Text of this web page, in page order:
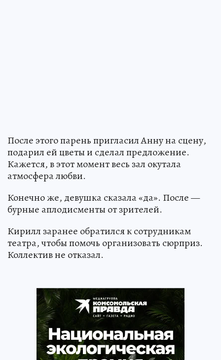
После этого парень пригласил Анну на сцену,
подарил ей цветы и сделал предложение.
Кажется, в этот момент весь зал окутала
атмосфера любви.
Конечно же, девушка сказала «да». После —
бурные аплодисменты от зрителей.
Кирилл заранее обратился к сотрудникам
театра, чтобы помочь организовать сюрприз.
Коллектив не отказал.